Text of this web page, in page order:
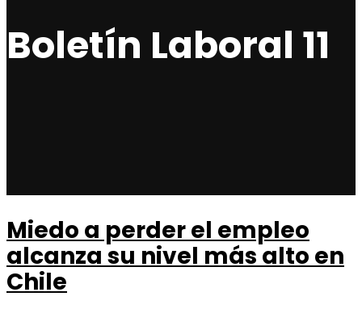
Boletín Laboral 11
Miedo a perder el empleo
alcanza su nivel más alto en
Chile